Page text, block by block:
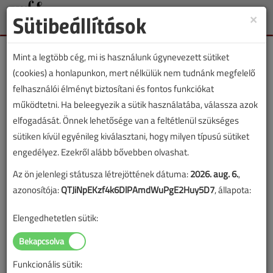
Toggle
Lapszám:
TARTALOM
Épületgépészet Fűtéstechnika
Szivattyúkra vonatkozó EU
rendeletek hatása a
gyakorlatban
×
Sütibeállítások
Mint a legtöbb cég, mi is használunk úgynevezett sütiket
(cookies) a honlapunkon, mert nélkülük nem tudnánk megfelelő
felhasználói élményt biztosítani és fontos funkciókat
működtetni. Ha beleegyezik a sütik használatába, válassza azok
elfogadását. Önnek lehetősége van a feltétlenül szükséges
sütiken kívül egyénileg kiválasztani, hogy milyen típusú sütiket
engedélyez. Ezekről alább bővebben olvashat.
Az ön jelenlegi státusza létrejöttének dátuma:2026. aug. 6.,
azonosítója:QTJiNpEKzf4k6DlPAmdWuPgE2Huy5D7, állapota:
Elengedhetetlen sütik:
Funkcionális sütik: